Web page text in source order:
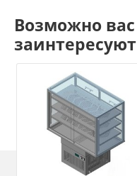
Возможно вас
заинтересуют